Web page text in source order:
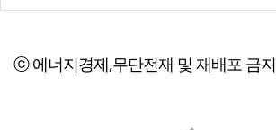
ⓒ 에너지경제,무단전재 및 재배포 금지